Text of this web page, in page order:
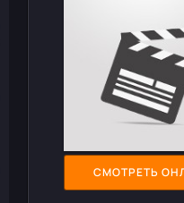
СМОТРЕТЬ